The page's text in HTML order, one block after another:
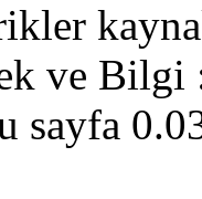
ve
sayfa